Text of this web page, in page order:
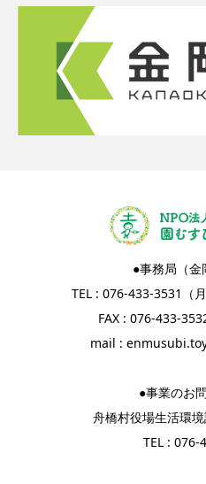
●事務局（金
TEL : 076-433-3531（
FAX : 076-433-
mail :
●事業のお
舟橋村役場生活環境
TEL : 076-